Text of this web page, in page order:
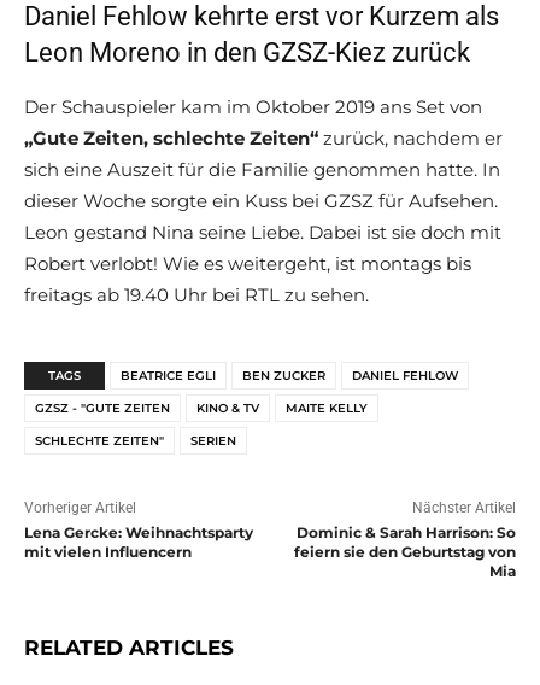
Daniel Fehlow kehrte erst vor Kurzem als
Leon Moreno in den GZSZ-Kiez zurück
Der Schauspieler kam im Oktober 2019 ans Set von
„Gute Zeiten, schlechte Zeiten“ zurück, nachdem er
sich eine Auszeit für die Familie genommen hatte. In
dieser Woche sorgte ein Kuss bei GZSZ für Aufsehen.
Leon gestand Nina seine Liebe. Dabei ist sie doch mit
Robert verlobt! Wie es weitergeht, ist montags bis
freitags ab 19.40 Uhr bei RTL zu sehen.
TAGS BEATRICE EGLI BEN ZUCKER DANIEL FEHLOW
GZSZ - "GUTE ZEITEN KINO & TV MAITE KELLY
SCHLECHTE ZEITEN" SERIEN
Vorheriger Artikel
Lena Gercke: Weihnachtsparty
mit vielen Influencern
Nächster Artikel
Dominic & Sarah Harrison: So
feiern sie den Geburtstag von
Mia
RELATED ARTICLES